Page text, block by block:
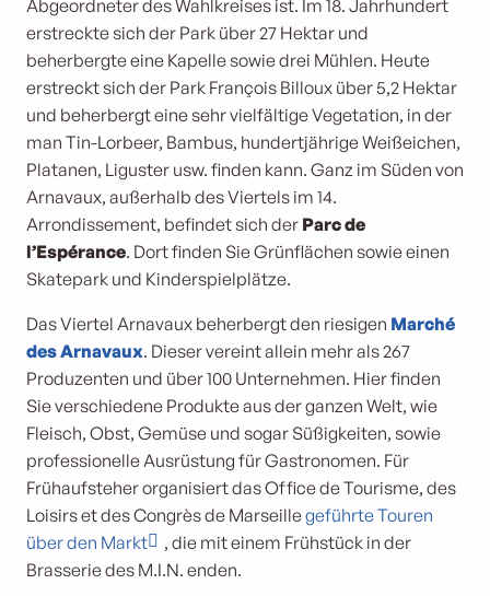
Abgeordneter des Wahlkreises ist. Im 18. Jahrhundert
erstreckte sich der Park über 27 Hektar und
beherbergte eine Kapelle sowie drei Mühlen. Heute
erstreckt sich der Park François Billoux über 5,2 Hektar
und beherbergt eine sehr vielfältige Vegetation, in der
man Tin-Lorbeer, Bambus, hundertjährige Weißeichen,
Platanen, Liguster usw. finden kann. Ganz im Süden von
Arnavaux, außerhalb des Viertels im 14.
Arrondissement, befindet sich der Parc de
l’Espérance. Dort finden Sie Grünflächen sowie einen
Skatepark und Kinderspielplätze.
Das Viertel Arnavaux beherbergt den riesigen Marché
des Arnavaux. Dieser vereint allein mehr als 267
Produzenten und über 100 Unternehmen. Hier finden
Sie verschiedene Produkte aus der ganzen Welt, wie
Fleisch, Obst, Gemüse und sogar Süßigkeiten, sowie
professionelle Ausrüstung für Gastronomen. Für
Frühaufsteher organisiert das Office de Tourisme, des
Loisirs et des Congrès de Marseillegeführte Touren
über den Markt
, die mit einem Frühstück in der
Brasserie des M.I.N. enden.